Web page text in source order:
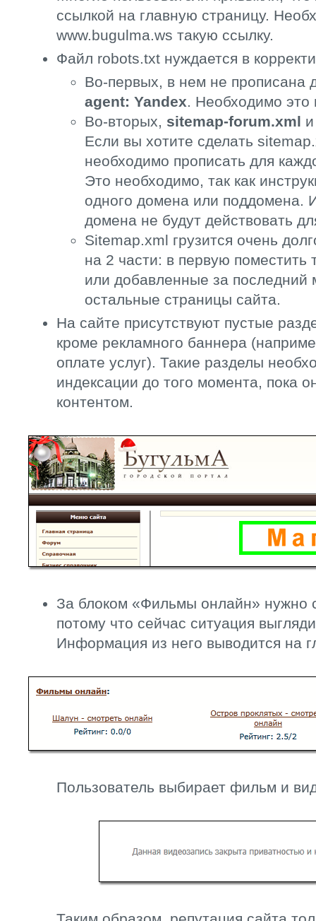
ссылкой на главную страницу.
www.bugulma.ws такую ссылку.
Файл robots.txt нуждается в
Во-первых, в нем не прописана
agent: Yandex. Необходимо это
Во-вторых, sitemap-forum.xml
Если вы хотите сделать
необходимо прописать для
Это необходимо, так как
одного домена или поддомена.
домена не будут действовать
Sitemap.xml грузится очень
на 2 части: в первую
или добавленные за последний
остальные страницы сайта.
На сайте присутствуют пустые
кроме рекламного баннера
оплате услуг). Такие разделы
индексации до того момента, пока
контентом.
За блоком «Фильмы онлайн» нужно
потому что сейчас ситуация
Информация из него выводится на
Пользователь выбирает фильм и